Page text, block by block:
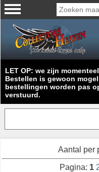
LET OP: we zijn
Bestellen is gewoon
bestellingen worden pas
verstuurd.
Aantal per
Pagina: 1